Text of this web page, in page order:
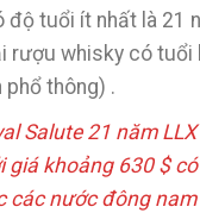
độ tuổi ít nhất là 21
rượu whisky có tuổi
phổ thông) .
Salute 21 năm
giá khoảng 630 $
các nước đông